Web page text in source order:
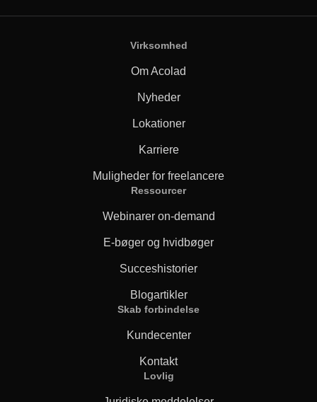
Virksomhed
Om Acolad
Nyheder
Lokationer
Karriere
Muligheder for freelancere
Ressourcer
Webinarer on-demand
E-bøger og hvidbøger
Succeshistorier
Blogartikler
Skab forbindelse
Kundecenter
Kontakt
Lovlig